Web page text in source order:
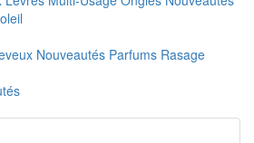
Nouveautés Parfums Rasage